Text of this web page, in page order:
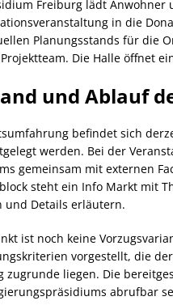
Freiburg lädt Anwohner
in die
Planungsstands für die
Die Halle öffnet
und Ablauf
befindet sich
werden. Bei der
gemeinsam mit externen
steht ein Info Markt mit
und Details erläutern.
ist noch keine
vorgestellt, die
zugrunde liegen. Die
abrufbar